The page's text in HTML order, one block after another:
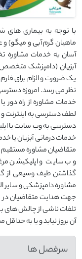
با توجه به بیماری های
ماهیان گرم آبی و میگو)
آسان به خدمات مشاوره
آبزیان (دامپزشک متخصص
یک ضرورت و الزام برای
نظر می رسد. امروزه
خدمات مشاوره از راه
لطف دسترسی به اینترنت
دسترسی به وب سایت یا
خدمات درمانی آبزیان یا
متقاضیان مشاوره مستقیم
وب سایت و اپلیکیشن
گذاشتن طیف وسیعی از
مشاوره دامپزشکی و سایر
جهت هدایت متقاضیان در
تلفات ناشی از چالش های
آن بروز نیابد و یا به
سرفصل ها